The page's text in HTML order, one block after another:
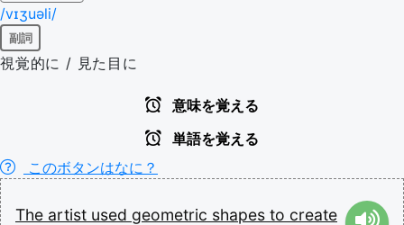
/vɪʒuəli/
副詞
視覚的に / 見た目に
意味を覚える
単語を覚える
このボタンはなに？
The artist used geometric shapes to create